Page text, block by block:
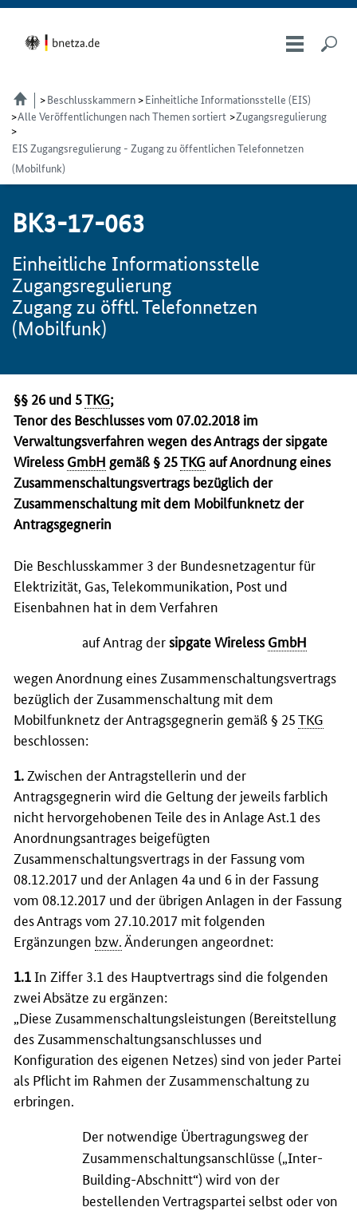
Beschlusskammern
Einheitliche Informationsstelle (EIS)
Alle Veröffentlichungen nach Themen sortiert Zugangsregulierung
EIS Zugangsregulierung - Zugang zu öffentlichen Telefonnetzen
(Mobilfunk)
BK3-17-063
Einheitliche Informationsstelle
Zugangsregulierung
Zugang zu öfftl. Telefonnetzen
(Mobilfunk)
§§ 26 und 5TKG;
Tenor des Beschlusses vom 07.02.2018 im
Verwaltungsverfahren wegen des Antrags dersipgate
Wireless GmbH gemäß § 25TKG auf Anordnung eines
Zusammenschaltungsvertrags bezüglich der
Zusammenschaltung mit dem Mobilfunknetz der
Antragsgegnerin
Die Beschlusskammer 3 der Bundesnetzagentur für
Elektrizität, Gas, Telekommunikation, Post und
Eisenbahnen hat in dem Verfahren
auf Antrag der sipgate Wireless GmbH
wegen Anordnung eines Zusammenschaltungsvertrags
bezüglich der Zusammenschaltung mit dem
Mobilfunknetz der Antragsgegnerin gemäß § 25TKG
beschlossen:
1. Zwischen der Antragstellerin und der
Antragsgegnerin wird die Geltung der jeweils farblich
nicht hervorgehobenen Teile des in Anlage Ast.1 des
Anordnungsantrages beigefügten
Zusammenschaltungsvertrags in der Fassung vom
08.12.2017 und der Anlagen 4a und 6 in der Fassung
vom 08.12.2017 und der übrigen Anlagen in der Fassung
des Antrags vom 27.10.2017 mit folgenden
Ergänzungen bzw. Änderungen angeordnet:
1.1 In Ziffer 3.1 des Hauptvertrags sind die folgenden
zwei Absätze zu ergänzen:
„Diese Zusammenschaltungsleistungen (Bereitstellung
des Zusammenschaltungsanschlusses und
Konfiguration des eigenen Netzes) sind von jeder Partei
als Pflicht im Rahmen der Zusammenschaltung zu
erbringen.
Der notwendige Übertragungsweg der
Zusammenschaltungsanschlüsse („ Inter-
Building-Abschnitt“) wird von der
bestellenden Vertragspartei selbst oder von